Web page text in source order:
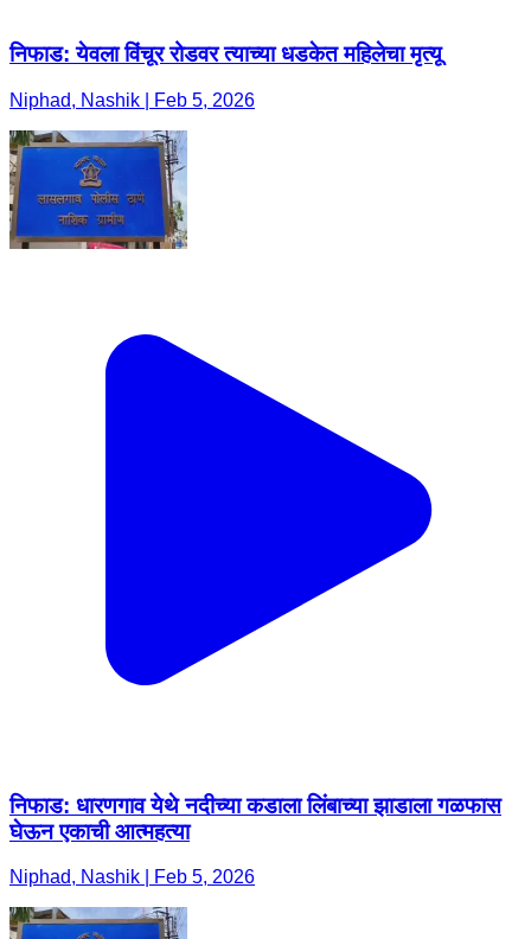
निफाड: येवला विंचूर रोडवर त्याच्या धडकेत महिलेचा मृत्यू
Niphad, Nashik | Feb 5, 2026
निफाड: धारणगाव येथे नदीच्या कडाला लिंबाच्या झाडाला गळफास
घेऊन एकाची आत्महत्या
Niphad, Nashik | Feb 5, 2026